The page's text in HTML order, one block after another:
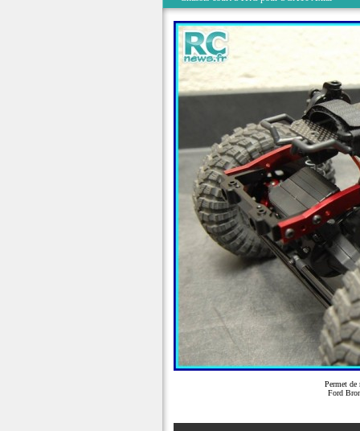
Permet de
Ford